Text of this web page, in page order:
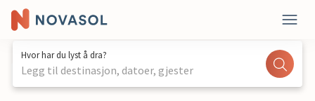
Hvor har du lyst å dra?
Legg til destinasjon, datoer, gjester
1 / 18